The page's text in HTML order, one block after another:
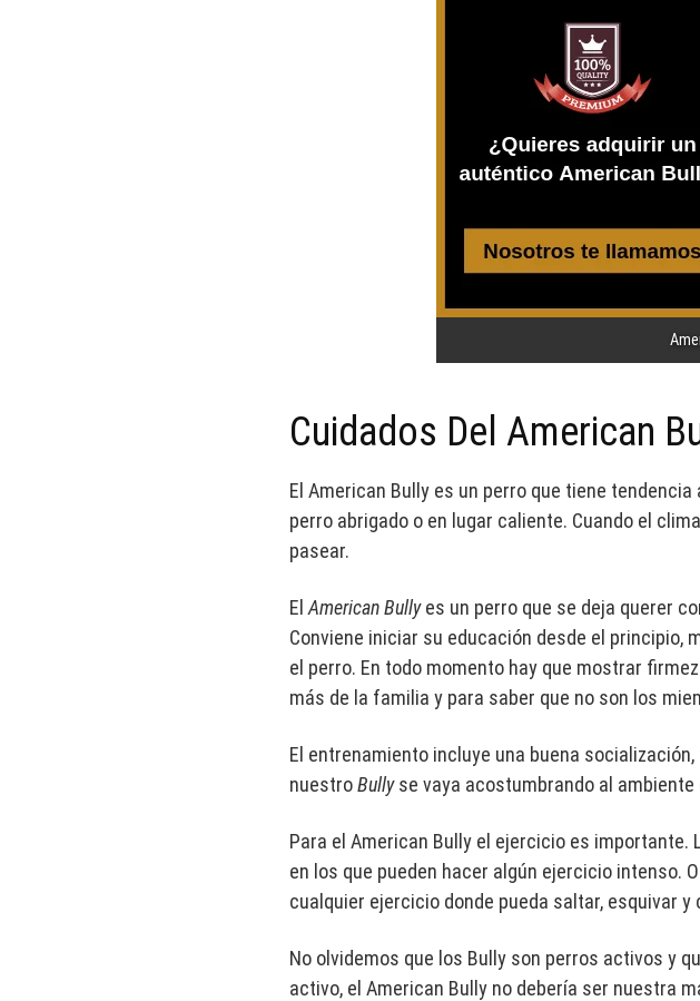
Cuidados Del American
El American Bully es un perro que tiene
perro abrigado o en lugar caliente. Cuando el
pasear.
El American Bullyes un perro que se deja querer
Conviene iniciar su educación desde el principio,
el perro. En todo momento hay que mostrar
más de la familia y para saber que no son los
El entrenamiento incluye una buena
nuestroBullyse vaya acostumbrando al ambiente
Para el American Bully el ejercicio es
en los que pueden hacer algún ejercicio intenso.
cualquier ejercicio donde pueda saltar, esquivar
No olvidemos que los Bully son perros activos y
activo, el American Bully no debería ser nuestra